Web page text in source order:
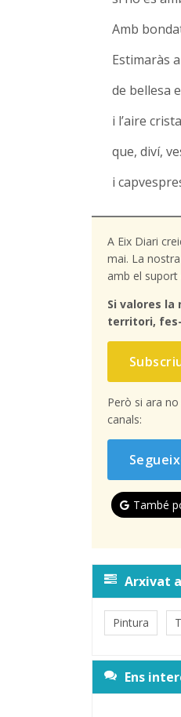
Amb
Estimaràs
de bellesa
i l’aire
que, diví,
i
A Eix Diari
mai. La
amb el
Si valores
territori,
Però si ara
canals:
També
Arxivat a
Pintura
Ens